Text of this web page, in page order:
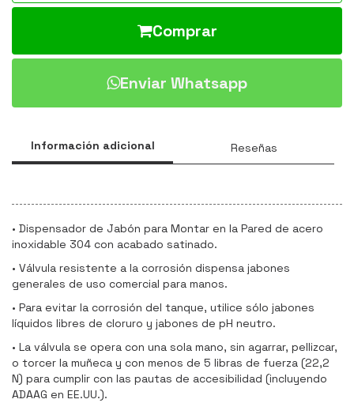
Comprar
Enviar Whatsapp
Información adicional Reseñas
• Dispensador de Jabón para Montar en la Pared de acero
inoxidable 304 con acabado satinado.
• Válvula resistente a la corrosión dispensa jabones
generales de uso comercial para manos.
• Para evitar la corrosión del tanque, utilice sólo jabones
líquidos libres de cloruro y jabones de pH neutro.
• La válvula se opera con una sola mano, sin agarrar, pellizcar,
o torcer la muñeca y con menos de 5 libras de fuerza (22,2
N) para cumplir con las pautas de accesibilidad (incluyendo
ADAAG en EE.UU.).